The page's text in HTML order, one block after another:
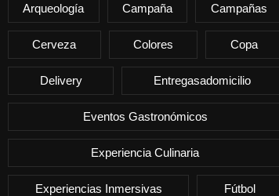
Arqueología Campaña Campañas
Cerveza Colores Copa
Delivery Entregasadomicilio
Eventos Gastronómicos
Experiencia Culinaria
Experiencias Inmersivas Fútbol